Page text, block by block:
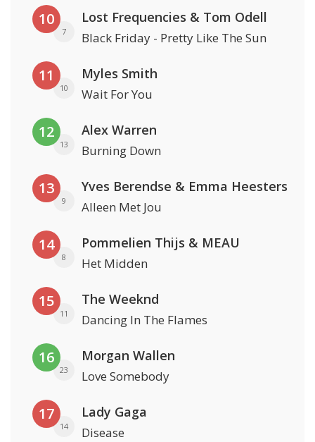
10
7
Lost Frequencies & Tom Odell
Black Friday - Pretty Like The Sun
11
10
Myles Smith
Wait For You
12
13
Alex Warren
Burning Down
13
9
Yves Berendse & Emma Heesters
Alleen Met Jou
14
8
Pommelien Thijs & MEAU
Het Midden
15
11
The Weeknd
Dancing In The Flames
16
23
Morgan Wallen
Love Somebody
17
14
Lady Gaga
Disease